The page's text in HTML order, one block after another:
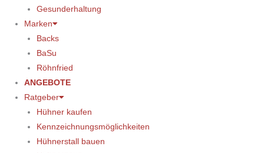
Gesunderhaltung
Marken
Backs
BaSu
Röhnfried
ANGEBOTE
Ratgeber
Hühner kaufen
Kennzeichnungsmöglichkeiten
Hühnerstall bauen